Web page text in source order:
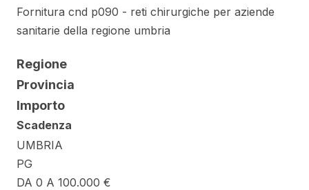
Fornitura cnd p090 - reti chirurgiche per aziende
sanitarie della regione umbria
Regione
Provincia
Importo
Scadenza
UMBRIA
PG
DA 0 A 100.000 €